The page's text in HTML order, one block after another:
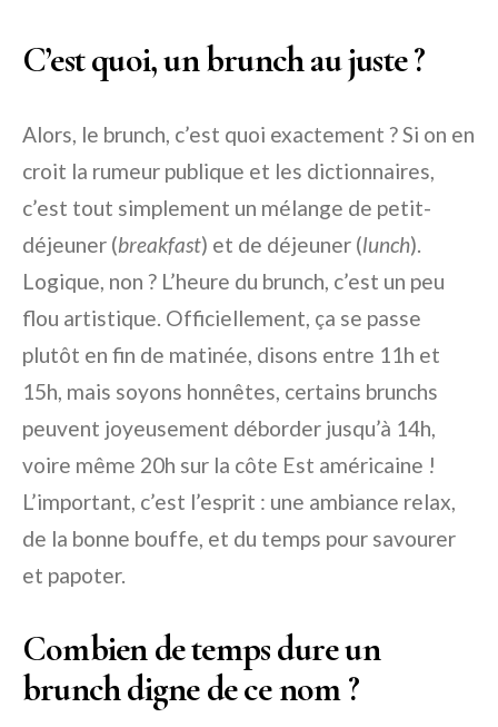
C’est quoi, un brunch au juste ?
Alors, le brunch, c’est quoi exactement ? Si on en
croit la rumeur publique et les dictionnaires,
c’est tout simplement un mélange de petit-
déjeuner (breakfast) et de déjeuner (lunch).
Logique, non ? L’heure du brunch, c’est un peu
flou artistique. Officiellement, ça se passe
plutôt en fin de matinée, disons entre 11h et
15h, mais soyons honnêtes, certains brunchs
peuvent joyeusement déborder jusqu’à 14h,
voire même 20h sur la côte Est américaine !
L’important, c’est l’esprit : une ambiance relax,
de la bonne bouffe, et du temps pour savourer
et papoter.
Combien de temps dure un
brunch digne de ce nom ?